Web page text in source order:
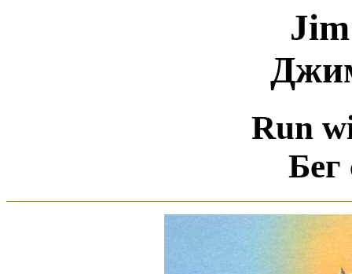
Run
Бег